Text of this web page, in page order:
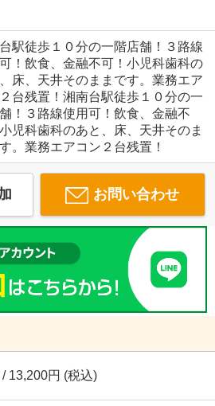
駅徒歩１０分の一階店舗！３路線
！飲食、金融不可！小児科歯科の
床、天井そのままです。業務エア
台残置！湘南台駅徒歩１０分の一
！３路線使用可！飲食、金融不
児科歯科のあと、床、天井そのま
。業務エアコン２台残置！
お問い合わせ
/ 13,200円 (税込)